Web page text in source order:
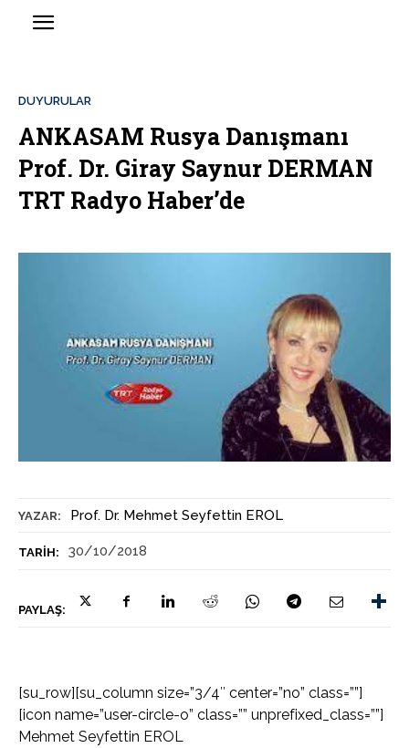
YAZAR: Prof. Dr. Mehmet Seyfettin EROL
TARIH: 30/10/2018
PAYLAŞ:
DUYURULAR
ANKASAM Rusya Danışmanı
Prof. Dr. Giray Saynur DERMAN
TRT Radyo Haber’de
[su_row][su_column size=”3/4″ center=”no” class=””]
[icon name=”user-circle-o” class=”” unprefixed_class=””]
Mehmet Seyfettin EROL